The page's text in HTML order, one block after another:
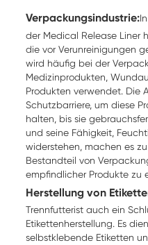
Verpackungsindustrie:
der Medical Release Liner
die vor Verunreinigungen
wird häufig bei der
Medizinprodukten,
Produkten verwendet. Die
Schutzbarriere, um diese
halten, bis sie
und seine Fähigkeit,
widerstehen, machen es
Bestandteil von
empfindlicher Produkte zu
Herstellung von
Trennfutterist auch ein
Etikettenherstellung. Es
selbstklebende Etiketten